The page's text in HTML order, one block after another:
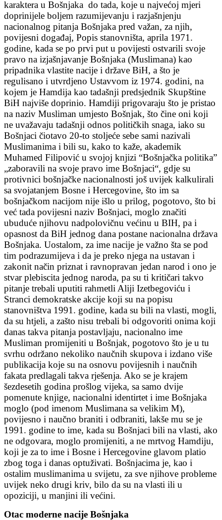
karaktera u Bošnjaka do tada, koje u najvećoj mjeri
doprinijele boljem razumijevanju i razjašnjenju
nacionalnog pitanja Bošnjaka pred važan, za njih,
povijesni događaj, Popis stanovništa, aprila 1971.
godine, kada se po prvi put u povijesti ostvarili svoje
pravo na izjašnjavanje Bošnjaka (Muslimana) kao
pripadnika vlastite nacije i države BiH, a što je
regulisano i utvrdjeno Ustavvom iz 1974. godini, na
kojem je Hamdija kao tadašnji predsjednik Skupštine
BiH najviše doprinio. Hamdiji prigovaraju što je pristao
na naziv Musliman umjesto Bošnjak, što čine oni koji
ne uvažavaju tadašnji odnos političkih snaga, iako su
Bošnjaci čiotavo 20-to stoljeće sebe sami nazivali
Muslimanima i bili su, kako to kaže, akademik
Muhamed Filipović u svojoj knjizi “Bošnjačka politika”
„zaboravili na svoje pravo ime Bošnjaci“, gdje su
protivnici bošnjačke nacionalnosti još uvijek kalkulirali
sa svojatanjem Bosne i Hercegovine, što im sa
bošnjačkom nacijom nije išlo u prilog, pogotovo, što bi
već tada povijesni naziv Bošnjaci, moglo značiti
ubuduće njihovu nadpolovičnu većinu u BIH, pa i
opasnost da BiH jednog dana postane nacionalna država
Bošnjaka. Uostalom, za ime nacije je važno šta se pod
tim podrazumijeva i da je preko njega na ustavan i
zakonit način priznat i ravnopravan jedan narod i ono je
stvar plebiscita jednog naroda, pa su ti kritičari takvo
pitanje trebali uputiti rahmetli Aliji Izetbegoviću i
Stranci demokratske akcije koji su na popisu
stanovništva 1991. godine, kada su bili na vlasti, mogli,
da su htjeli, a zašto nisu trebali bi odgovoriti onima koji
danas takva pitanja postavljaju, nacionalno ime
Musliman promijeniti u Bošnjak, pogotovo što je u tu
svrhu održano nekoliko naučnih skupova i izdano više
publikacija koje su na osnovu povijesnih i naučnih
fakata predlagali takva rješenja. Ako se je krajem
šezdesetih godina prošlog vijeka, sa samo dvije
pomenute knjige, nacionalni identirtet i ime Bošnjaka
moglo (pod imenom Muslimana sa velikim M),
povijesno i naučno braniti i odbraniti, lakše mu se je
1991. godine to ime, kada su Bošnjaci bili na vlasti, ako
ne odgovara, moglo promijeniti, a ne mrtvog Hamdiju,
koji je za to ime i Bosne i Hercegovine glavom platio
zbog toga i danas optuživati. Bošnjacima je, kao i
ostalim muslimanima u svijetu, za sve njihove probleme
uvijek neko drugi kriv, bilo da su na vlasti ili u
opoziciji, u manjini ili većini.
Otac moderne nacije Bošnjaka